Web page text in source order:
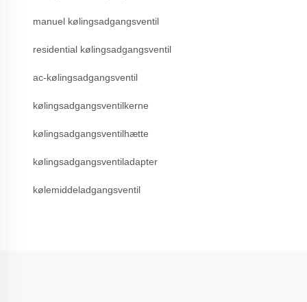
manuel kølingsadgangsventil
residential kølingsadgangsventil
ac-kølingsadgangsventil
kølingsadgangsventilkerne
kølingsadgangsventilhætte
kølingsadgangsventiladapter
kølemiddeladgangsventil